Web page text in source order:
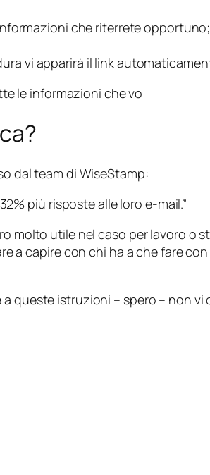
che riterrete opportuno;
vi apparirà il link
le informazioni che vo
dal team di WiseStamp:
più risposte alle loro e-mail.”
molto utile nel caso per lavoro o
capire con chi ha a che fare
queste istruzioni – spero – non